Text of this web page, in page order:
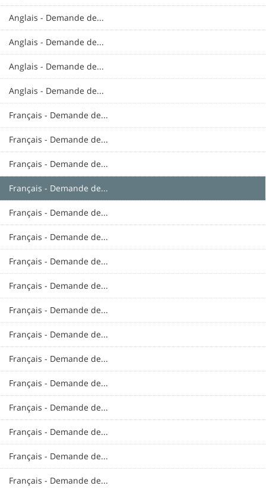
Anglais - Demande de...
Anglais - Demande de...
Anglais - Demande de...
Anglais - Demande de...
Français - Demande de...
Français - Demande de...
Français - Demande de...
Français - Demande de...
Français - Demande de...
Français - Demande de...
Français - Demande de...
Français - Demande de...
Français - Demande de...
Français - Demande de...
Français - Demande de...
Français - Demande de...
Français - Demande de...
Français - Demande de...
Français - Demande de...
Français - Demande de...